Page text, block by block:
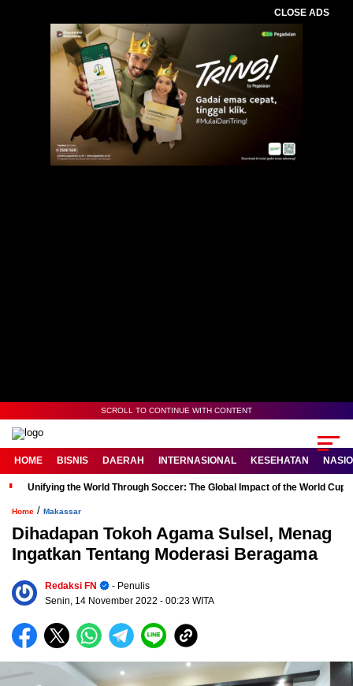
CLOSE ADS
SCROLL TO CONTINUE WITH CONTENT
HOME BISNIS DAERAH INTERNASIONAL KESEHATAN
Unifying the World Through Soccer: The Global Impact of the World Cup
Home / Makassar
Dihadapan Tokoh Agama Sulsel, Menag
Ingatkan Tentang Moderasi Beragama
Redaksi FN
- Penulis
Senin, 14 November 2022 - 00:23 WITA